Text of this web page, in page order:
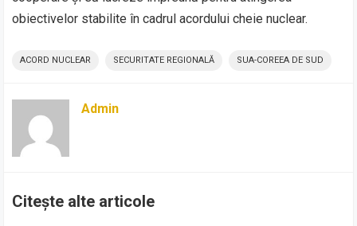
obiectivelor stabilite în cadrul acordului cheie nuclear.
ACORD NUCLEAR SECURITATE REGIONALĂ SUA-COREEA DE SUD
Admin
Citește alte articole